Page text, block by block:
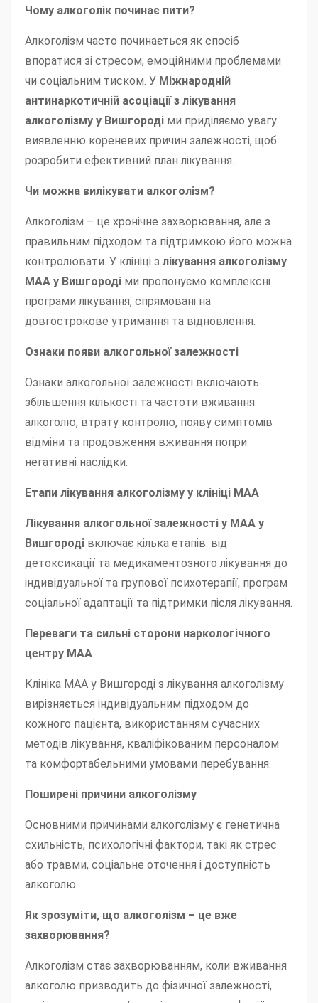
Чому алкоголік починає пити?
Алкоголізм часто починається як спосіб
впоратися зі стресом, емоційними проблемами
чи соціальним тиском. У Міжнародній
антинаркотичній асоціації з лікування
алкоголізму у Вишгороді ми приділяємо увагу
виявленню кореневих причин залежності, щоб
розробити ефективний план лікування.
Чи можна вилікувати алкоголізм?
Алкоголізм – це хронічне захворювання, але з
правильним підходом та підтримкою його можна
контролювати. У клініці з лікування алкоголізму
МАА у Вишгороді ми пропонуємо комплексні
програми лікування, спрямовані на
довгострокове утримання та відновлення.
Ознаки появи алкогольної залежності
Ознаки алкогольної залежності включають
збільшення кількості та частоти вживання
алкоголю, втрату контролю, появу симптомів
відміни та продовження вживання попри
негативні наслідки.
Етапи лікування алкоголізму у клініці МАА
Лікування алкогольної залежності у МАА у
Вишгороді включає кілька етапів: від
детоксикації та медикаментозного лікування до
індивідуальної та групової психотерапії, програм
соціальної адаптації та підтримки після лікування.
Переваги та сильні сторони наркологічного
центру МАА
Клініка МАА у Вишгороді з лікування алкоголізму
вирізняється індивідуальним підходом до
кожного пацієнта, використанням сучасних
методів лікування, кваліфікованим персоналом
та комфортабельними умовами перебування.
Поширені причини алкоголізму
Основними причинами алкоголізму є генетична
схильність, психологічні фактори, такі як стрес
або травми, соціальне оточення і доступність
алкоголю.
Як зрозуміти, що алкоголізм – це вже
захворювання?
Алкоголізм стає захворюванням, коли вживання
алкоголю призводить до фізичної залежності,